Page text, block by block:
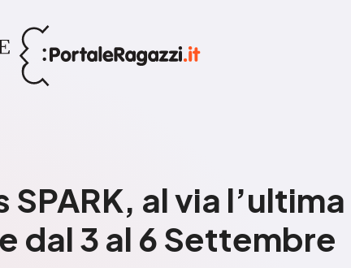
SPARK, al via l’ultima
dal 3 al 6 Settembre